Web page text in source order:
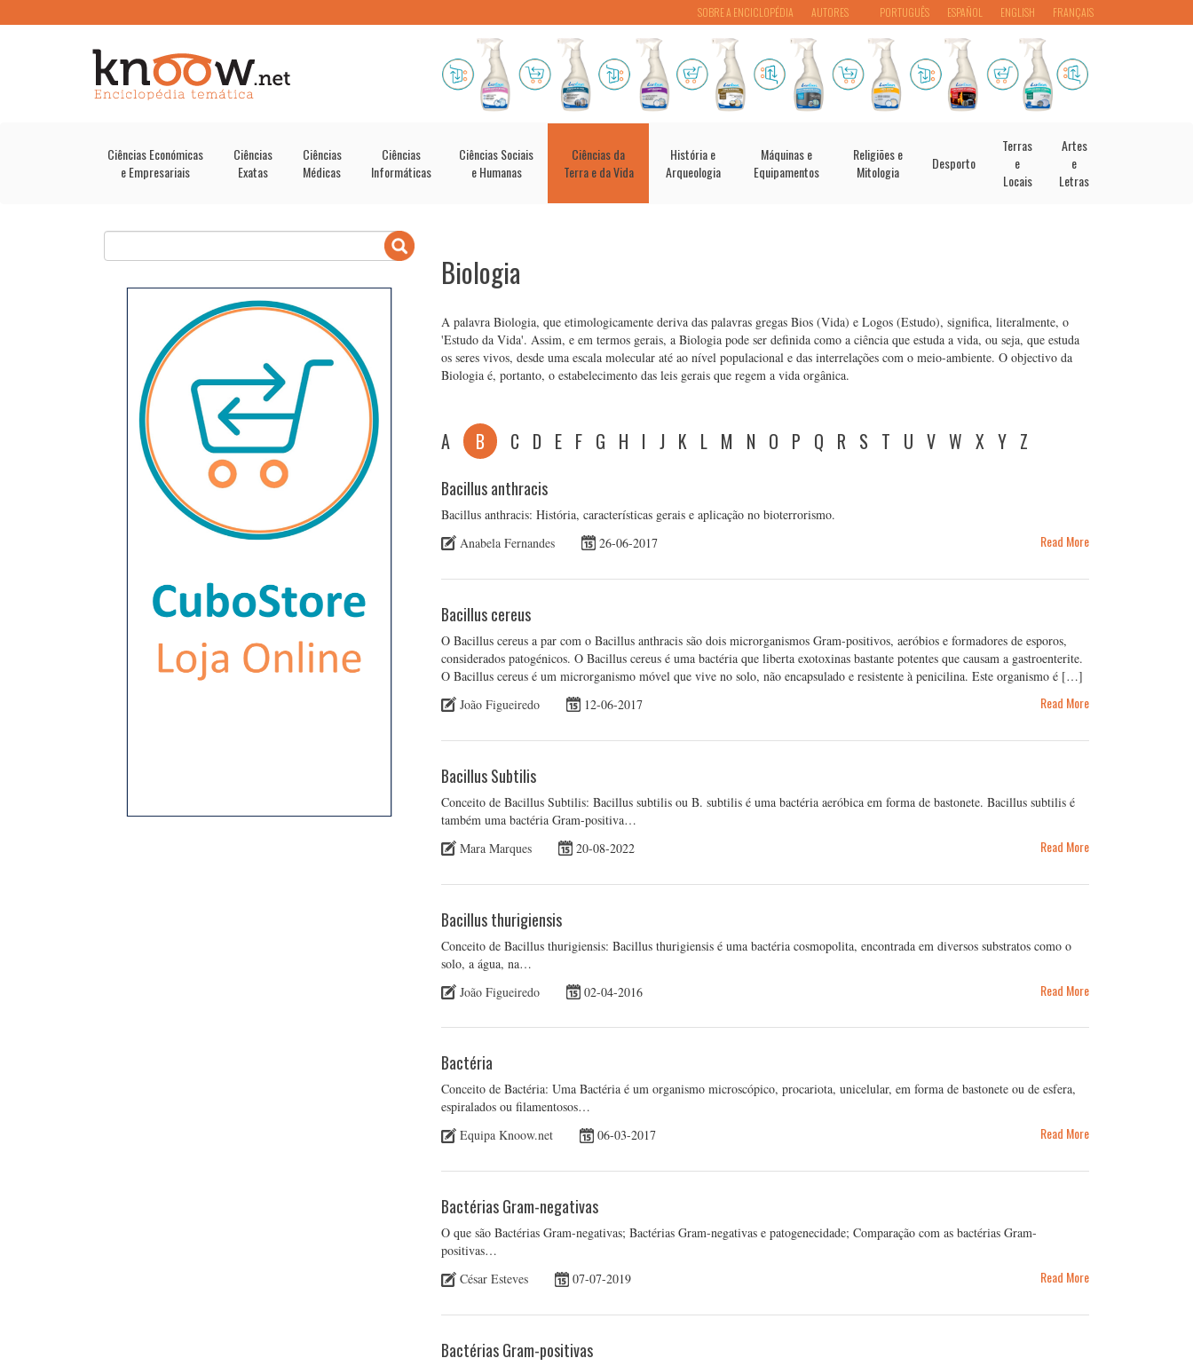
PORTUGUÊS ESPAÑOL ENGLISH FRANÇAIS
SOBRE A ENCICLOPÉDIA AUTORES
Ciências Económicas
e Empresariais
Ciências
Exatas
Ciências
Médicas
Ciências
Informáticas
Ciências Sociais
e Humanas
Ciências da
Terra e da Vida
História e
Arqueologia
Máquinas e
Equipamentos
Religiões e
Mitologia
Desporto
Terras
e
Locais
Artes
e
Letras
Biologia
A palavra Biologia, que etimologicamente deriva das palavras gregas Bios (Vida) e Logos (Estudo), significa, literalmente, o
'Estudo da Vida'. Assim, e em termos gerais, a Biologia pode ser definida como a ciência que estuda a vida, ou seja, que estuda
os seres vivos, desde uma escala molecular até ao nível populacional e das interrelações com o meio-ambiente. O objectivo da
Biologia é, portanto, o estabelecimento das leis gerais que regem a vida orgânica.
A B C D E F G H I J K L M N O P Q R S T U V W X Y Z
Bacillus anthracis
Bacillus anthracis: História, características gerais e aplicação no bioterrorismo.
Anabela Fernandes
26-06-2017 Read More
Bacillus cereus
O Bacillus cereus a par com o Bacillus anthracis são dois microrganismos Gram-positivos, aeróbios e formadores de esporos,
considerados patogénicos. O Bacillus cereus é uma bactéria que liberta exotoxinas bastante potentes que causam a gastroenterite.
O Bacillus cereus é um microrganismo móvel que vive no solo, não encapsulado e resistente à penicilina. Este organismo é […]
João Figueiredo
12-06-2017 Read More
Bacillus Subtilis
Conceito de Bacillus Subtilis: Bacillus subtilis ou B. subtilis é uma bactéria aeróbica em forma de bastonete. Bacillus subtilis é
também uma bactéria Gram-positiva…
Mara Marques
20-08-2022 Read More
Bacillus thurigiensis
Conceito de Bacillus thurigiensis: Bacillus thurigiensis é uma bactéria cosmopolita, encontrada em diversos substratos como o
solo, a água, na…
João Figueiredo
02-04-2016 Read More
Bactéria
Conceito de Bactéria: Uma Bactéria é um organismo microscópico, procariota, unicelular, em forma de bastonete ou de esfera,
espiralados ou filamentosos…
Equipa Knoow.net
06-03-2017 Read More
Bactérias Gram-negativas
O que são Bactérias Gram-negativas; Bactérias Gram-negativas e patogenecidade; Comparação com as bactérias Gram-
positivas…
César Esteves
07-07-2019 Read More
Bactérias Gram-positivas